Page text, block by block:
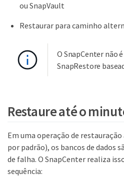
ou SnapVault
Restaurar para caminho
O SnapCenter não
SnapRestore
Restaure até o
Em uma operação de
por padrão), os bancos de dados
de falha. O SnapCenter realiza
sequência: